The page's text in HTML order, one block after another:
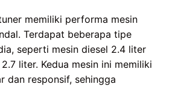
memiliki performa mesin
Terdapat beberapa tipe
seperti mesin diesel 2.4 liter
liter. Kedua mesin ini memiliki
dan responsif, sehingga